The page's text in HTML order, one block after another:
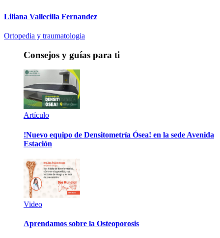
Liliana Vallecilla Fernandez
Ortopedia y traumatologia
Consejos y guías para ti
Artículo
!Nuevo equipo de Densitometría Ósea! en la sede Avenida
Estación
Video
Aprendamos sobre la Osteoporosis